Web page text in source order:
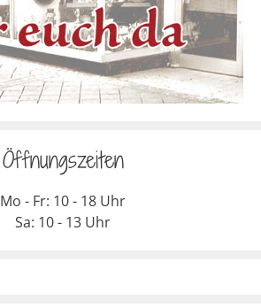
Öffnungszeiten
Mo - Fr: 10 - 18 Uhr
Sa: 10 - 13 Uhr